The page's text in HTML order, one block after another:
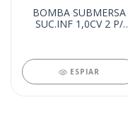
BOMBA SUBMERSA
SUC.INF 1,0CV 2 P/
ESPIAR